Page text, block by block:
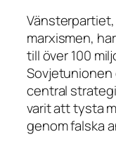
marxismen,
till över 100
Sovjetunionen
central
varit att tysta
genom falska